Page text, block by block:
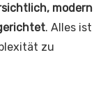
modern
. Alles ist
zu